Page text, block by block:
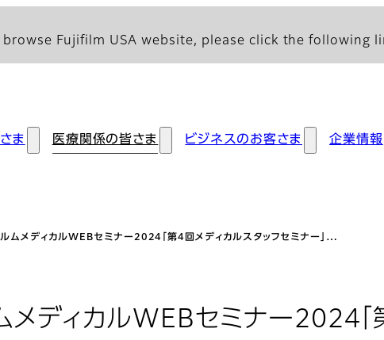
Fujifilm USA website, please click the following
ま 医療関係の皆さま ビジネスのお客さま 企業情報
ムメディカルWEBセミナー2024「第4回メディカルスタッフセミナー」…
メディカルWEBセミナー2024「